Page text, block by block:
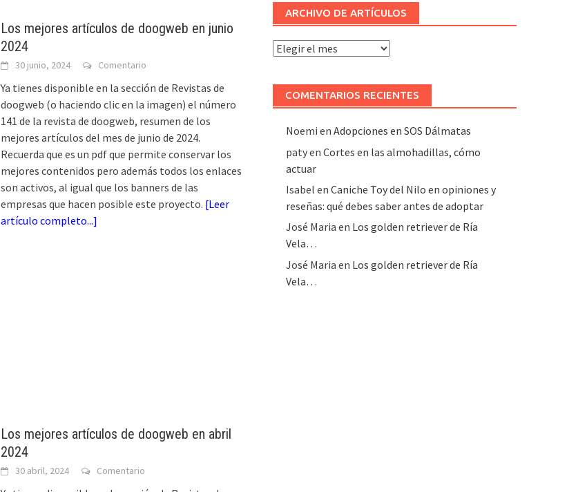
Los mejores artículos de doogweb en junio
2024
30 junio, 2024 Comentario
Ya tienes disponible en la sección de Revistas de
doogweb (o haciendo clic en la imagen) el número
141 de la revista de doogweb, resumen de los
mejores artículos del mes de junio de 2024.
Recuerda que es un pdf que permite conservar los
mejores contenidos pero además todos los enlaces
son activos, al igual que los banners de las
empresas que hacen posible este proyecto. [Leer
artículo completo...]
Los mejores artículos de doogweb en abril
2024
30 abril, 2024 Comentario
ARCHIVO DE ARTÍCULOS
Archivo
artículos
COMENTARIOS RECIENTES
Noemi en Adopciones en SOS Dálmatas
patyen Cortes en las almohadillas, cómo
actuar
Isabel en Caniche Toy del Nilo en opiniones y
reseñas: qué debes saber antes de adoptar
José Maria en Los golden retriever de Ría
Vela…
José Maria en Los golden retriever de Ría
Vela…